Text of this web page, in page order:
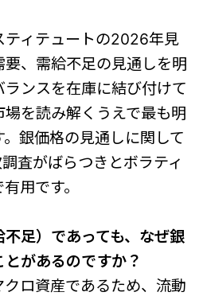
ティテュートの2026年見
、需給不足の見通しを明
ンスを在庫に結び付けて
を読み解くうえで最も明
銀価格の見通しに関して
査がばらつきとボラティ
用です。
足）であっても、なぜ銀
があるのですか？
ロ資産であるため、流動